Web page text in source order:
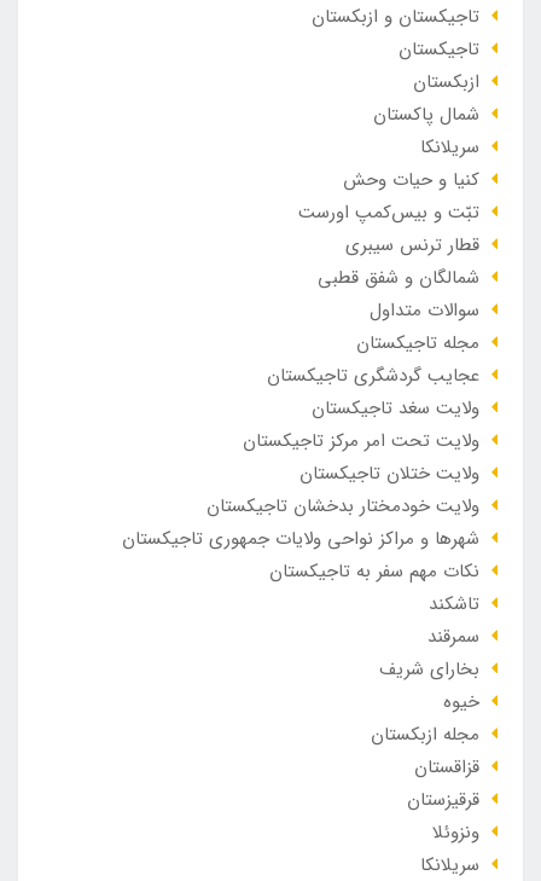
تاجیکستان و ازبکستان
تاجیکستان
ازبکستان
شمال پاکستان
سریلانکا
کنیا و حیات وحش
تبّت و بیس‌کمپ اورست
قطار ترنس سیبری
شمالگان و شفق قطبی
سوالات متداول
مجله تاجیکستان
عجایب گردشگری تاجیکستان
ولایت سغد تاجیکستان
ولایت تحت امر مرکز تاجیکستان
ولایت ختلان تاجیکستان
ولایت خودمختار بدخشان تاجیکستان
شهرها و مراکز نواحی ولایات جمهوری تاجیکستان
نکات مهم سفر به تاجیکستان
تاشکند
سمرقند
بخارای شریف
خیوه
مجله ازبکستان
قزاقستان
قرقیزستان
ونزوئلا
سریلانکا